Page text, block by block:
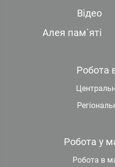
Відео
Алея пам`яті
Робота
Робота у
Робота в